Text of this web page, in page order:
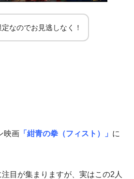
なのでお見逃しなく！
映画 「紺青の拳（フィスト）」 に
目が集まりますが、実はこの2人